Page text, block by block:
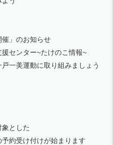
」のお知らせ
センター~たけのこ情報~
一美運動に取り組みましょう
とした
受け付けが始まります